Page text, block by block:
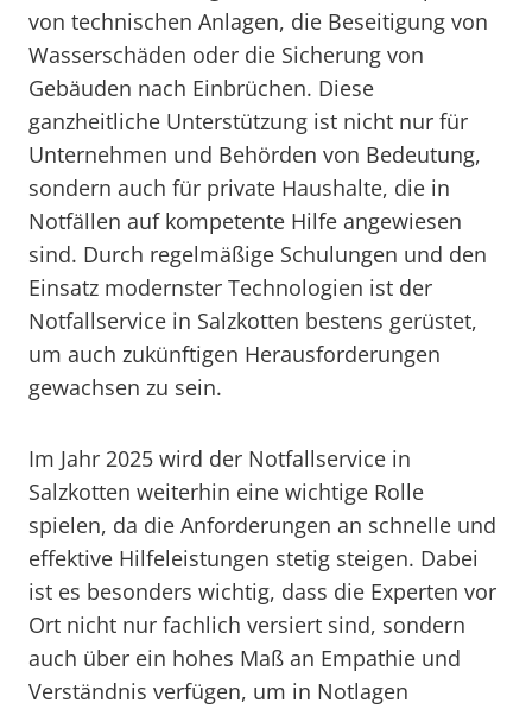
von technischen Anlagen, die Beseitigung von
Wasserschäden oder die Sicherung von
Gebäuden nach Einbrüchen. Diese
ganzheitliche Unterstützung ist nicht nur für
Unternehmen und Behörden von Bedeutung,
sondern auch für private Haushalte, die in
Notfällen auf kompetente Hilfe angewiesen
sind. Durch regelmäßige Schulungen und den
Einsatz modernster Technologien ist der
Notfallservice in Salzkotten bestens gerüstet,
um auch zukünftigen Herausforderungen
gewachsen zu sein.
Im Jahr 2025 wird der Notfallservice in
Salzkotten weiterhin eine wichtige Rolle
spielen, da die Anforderungen an schnelle und
effektive Hilfeleistungen stetig steigen. Dabei
ist es besonders wichtig, dass die Experten vor
Ort nicht nur fachlich versiert sind, sondern
auch über ein hohes Maß an Empathie und
Verständnis verfügen, um in Notlagen